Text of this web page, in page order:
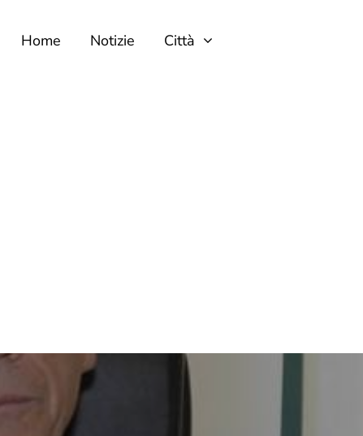
Home Notizie Città